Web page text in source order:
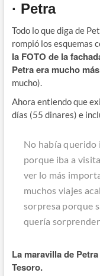
· Petra
Todo lo que diga de
rompió los esquemas
la FOTO de la
Petra era mucho
mucho).
Ahora entiendo que
días (55 dinares) e
No había querido
porque iba a
ver lo más
muchos viajes
sorpresa porque
quería
La maravilla de
Tesoro.